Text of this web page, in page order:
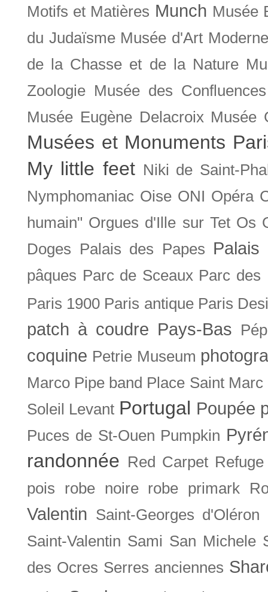
Motifs et Matières Munch Musée
du Judaïsme Musée d'Art
de la Chasse et de la Nature
Zoologie Musée des Confluences
Musée Eugène Delacroix Musée
Musées et Monuments
My little feet Niki de Saint-
Nymphomaniac Oise ONI Opéra
humain" Orgues d'Ille sur Tet Os
Doges
Palais des Papes Palais
pâques Parc de Sceaux Parc des
Paris 1900 Paris antique Paris
patch à coudre Pays-Bas
coquine Petrie Museum
Marco Pipe band Place Saint Marc
Soleil Levant Portugal Poupée
Puces de St-Ouen Pumpkin
randonnée Red Carpet Refuge
pois
robe noire robe primark
Valentin Saint-Georges d'Oléron
Saint-Valentin Sami San Michele
des Ocres Serres anciennes